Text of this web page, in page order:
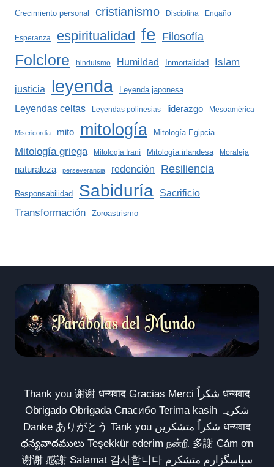
Crecimiento personal cristianismo Disciplina Engaño
Esperanza espiritualidad fe Filosofía
Folclore hinduismo Humildad Inmortalidad Islam
justicia leyenda Leyenda japonesa
Leyendas celtas Leyendas polinesias liderazgo Mesoamérica
Misericordia mito mitología Mitología Egipcia
Mitología griega Mitología Iraní Mitología irlandesa Moraleja
naturaleza perseverancia redención Resiliencia
Responsabilidad Sabiduría Sacrificio
Transformación Zoroastrismo
Thank you 谢谢 धन्यवाद Gracias Merci شكراً धन्यवाद
Obrigado Obrigada Спасибо Terima kasih شکریہ
Danke ありがとう Tank you شكراً متشكرين धन्यवाद
ధన్యవాదములు Teşekkür ederim நன்றி 多謝 Cảm ơn
谢谢 感謝 Salamat 감사합니다 سپاسگزارم متشکرم